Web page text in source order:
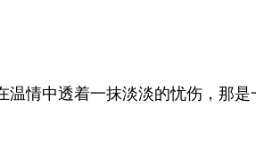
情中透着一抹淡淡的忧伤，那